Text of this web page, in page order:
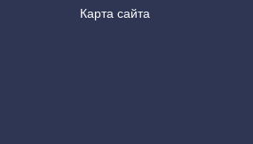
Карта сайта